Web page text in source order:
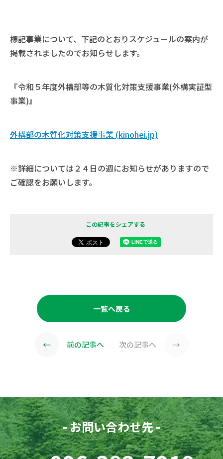
標記事業について、下記のとおりスケジュールの案内が
掲載されましたのでお知らせします。
『令和５年度外構部等の木質化対策支援事業(外構実証型
事業)』
外構部の木質化対策支援事業 (kinohei.jp)
※詳細については２４日の週にお知らせがありますので
ご確認をお願いします。
この記事をシェアする
一覧へ戻る
← 前の記事へ 次の記事へ →
- お問い合わせ先 -